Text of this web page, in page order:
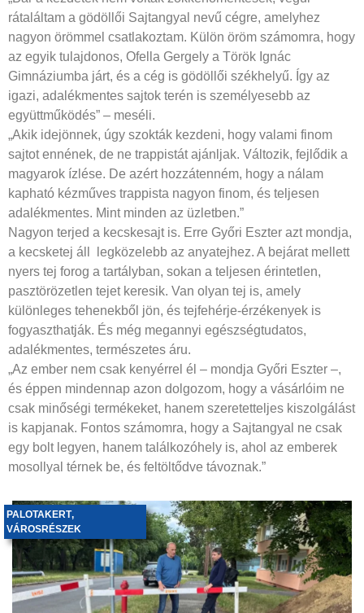
rátaláltam a gödöllői Sajtangyal nevű cégre, amelyhez
nagyon örömmel csatlakoztam. Külön öröm számomra, hogy
az egyik tulajdonos, Ofella Gergely a Török Ignác
Gimnáziumba járt, és a cég is gödöllői székhelyű. Így az
igazi, adalékmentes sajtok terén is személyesebb az
együttműködés” – meséli.
„Akik idejönnek, úgy szokták kezdeni, hogy valami finom
sajtot ennének, de ne trappistát ajánljak. Változik, fejlődik a
magyarok ízlése. De azért hozzátenném, hogy a nálam
kapható kézműves trappista nagyon finom, és teljesen
adalékmentes. Mint minden az üzletben.”
Nagyon terjed a kecskesajt is. Erre Győri Eszter azt mondja,
a kecsketej áll legközelebb az anyatejhez. A bejárat mellett
nyers tej forog a tartályban, sokan a teljesen érintetlen,
pasztörözetlen tejet keresik. Van olyan tej is, amely
különleges tehenekből jön, és tejfehérje-érzékenyek is
fogyaszthatják. És még megannyi egészségtudatos,
adalékmentes, természetes áru.
„Az ember nem csak kenyérrel él – mondja Győri Eszter –,
és éppen mindennap azon dolgozom, hogy a vásárlóim ne
csak minőségi termékeket, hanem szeretetteljes kiszolgálást
is kapjanak. Fontos számomra, hogy a Sajtangyal ne csak
egy bolt legyen, hanem találkozóhely is, ahol az emberek
mosollyal térnek be, és feltöltődve távoznak.”
PALOTAKERT,
VÁROSRÉSZEK